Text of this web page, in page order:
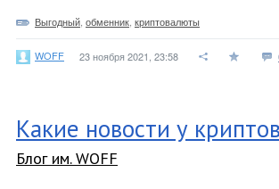
Выгодный обменник криптовалюты
WOFF 23 ноября 2021, 23:58
Какие новости у
Блог им. WOFF